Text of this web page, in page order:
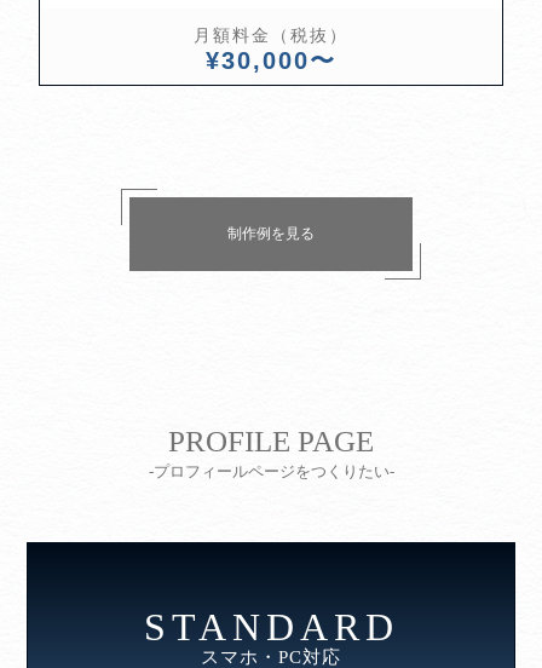
月額料金（税抜）
¥30,000〜
制作例を見る
PROFILE PAGE
-プロフィールページをつくりたい-
STANDARD
スマホ・PC対応